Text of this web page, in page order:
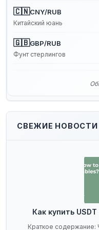
🇨🇳CNY/RUB
Китайский юань
🇬🇧GBP/RUB
Фунт стерлингов
СВЕЖИЕ НОВОСТИ
Как купить
Краткое содержание: